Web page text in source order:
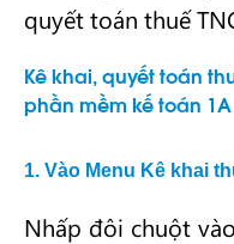
quyết toán thuế
Kê khai, quyết toán
phần mềm kế toán 1A
1. Vào Menu Kê khai
Nhấp đôi chuột vào